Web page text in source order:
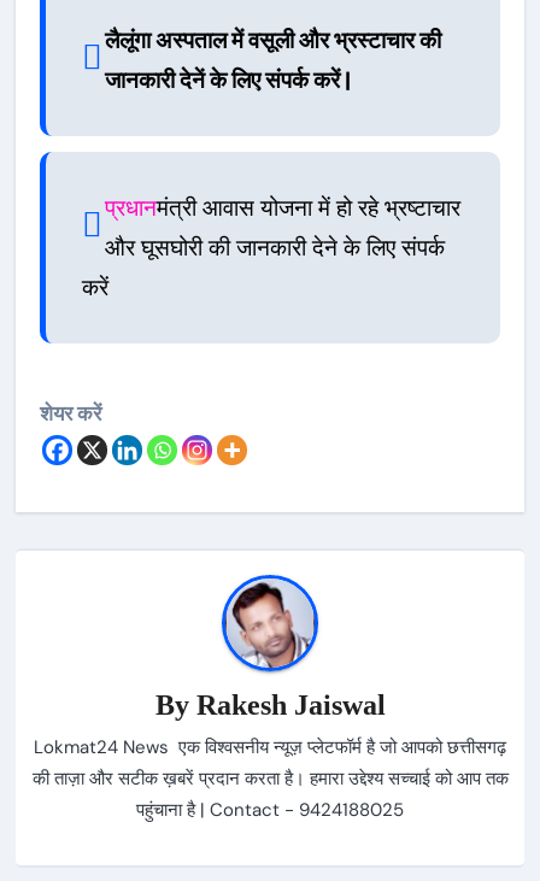
लैलूंगा अस्पताल में वसूली और भ्रस्टाचार की
जानकारी देनें के लिए संपर्क करें |
प्रधानमंत्री आवास योजना में हो रहे भ्रष्टाचार
और घूसघोरी की जानकारी देने के लिए संपर्क
करें
शेयर करें
By Rakesh Jaiswal
Lokmat24 News एक विश्वसनीय न्यूज़ प्लेटफॉर्म है जो आपको छत्तीसगढ़
की ताज़ा और सटीक ख़बरें प्रदान करता है। हमारा उद्देश्य सच्चाई को आप तक
पहुंचाना है | Contact - 9424188025